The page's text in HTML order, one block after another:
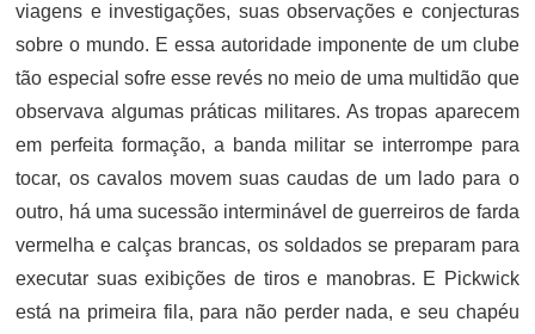
viagens e investigações, suas observações e conjecturas
sobre o mundo. E essa autoridade imponente de um clube
tão especial sofre esse revés no meio de uma multidão que
observava algumas práticas militares. As tropas aparecem
em perfeita formação, a banda militar se interrompe para
tocar, os cavalos movem suas caudas de um lado para o
outro, há uma sucessão interminável de guerreiros de farda
vermelha e calças brancas, os soldados se preparam para
executar suas exibições de tiros e manobras. E Pickwick
está na primeira fila, para não perder nada, e seu chapéu